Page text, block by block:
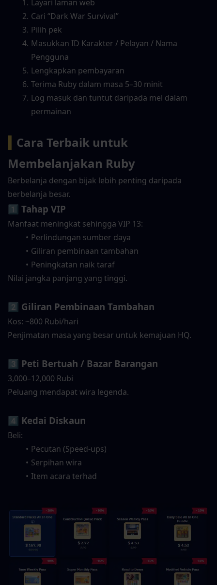
Layari laman web
Cari “Dark War Survival”
Pilih pek
Masukkan ID Karakter / Pelayan / Nama
Pengguna
Lengkapkan pembayaran
Terima Ruby dalam masa 5–30 minit
Log masuk dan tuntut daripada mel dalam
permainan
Cara Terbaik untuk
Membelanjakan Ruby
Berbelanja dengan bijak lebih penting daripada
berbelanja besar.
1️⃣ Tahap VIP
Manfaat meningkat sehingga VIP 13:
Perlindungan sumber daya
Giliran pembinaan tambahan
Peningkatan naik taraf
Nilai jangka panjang yang tinggi.
2️⃣ Giliran Pembinaan Tambahan
Kos: ~800 Rubi/hari
Penjimatan masa yang besar untuk kemajuan HQ.
3️⃣ Peti Bertuah / Bazar Barangan
3,000–12,000 Rubi
Peluang mendapat wira legenda.
4️⃣ Kedai Diskaun
Beli:
Pecutan (Speed-ups)
Serpihan wira
Item acara terhad